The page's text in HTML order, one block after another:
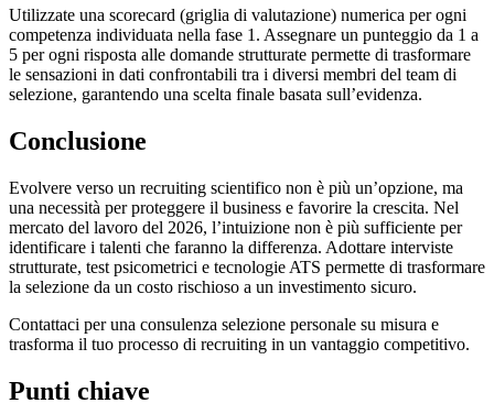
Utilizzate una scorecard (griglia di valutazione) numerica per ogni
competenza individuata nella fase 1. Assegnare un punteggio da 1 a
5 per ogni risposta alle domande strutturate permette di trasformare
le sensazioni in dati confrontabili tra i diversi membri del team di
selezione, garantendo una scelta finale basata sull’evidenza.
Conclusione
Evolvere verso un recruiting scientifico non è più un’opzione, ma
una necessità per proteggere il business e favorire la crescita. Nel
mercato del lavoro del 2026, l’intuizione non è più sufficiente per
identificare i talenti che faranno la differenza. Adottare interviste
strutturate, test psicometrici e tecnologie ATS permette di trasformare
la selezione da un costo rischioso a un investimento sicuro.
Contattaci per una consulenza selezione personale su misura e
trasforma il tuo processo di recruiting in un vantaggio competitivo.
Punti chiave